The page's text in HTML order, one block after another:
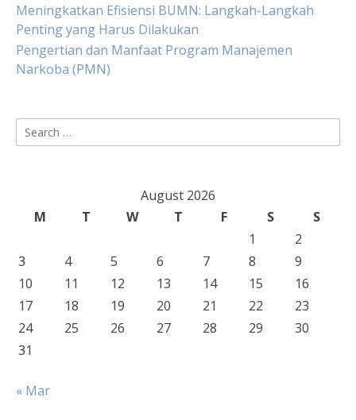
Meningkatkan Efisiensi BUMN: Langkah-Langkah
Penting yang Harus Dilakukan
Pengertian dan Manfaat Program Manajemen
Narkoba (PMN)
Search
for:
August 2026
M
T W T F S
S
1
2
3
4 5 6 7 8
9
10
11 12 13 14 15
16
17
18 19 20 21 22
23
24
25 26 27 28 29
30
31
« Mar